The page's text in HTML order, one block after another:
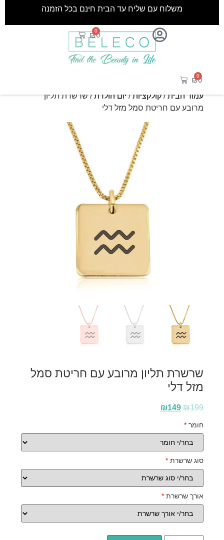
₪0
0
משלוח עם שליח עד הבית חינם בכל הזמנה
₪0
0
עמוד הבית/קולקציות/יום הולדת/ שרשרת תליון
מרובע עם חריטת סמל מזל דלי
שרשרת תליון מרובע עם חריטת סמל
מזל דלי
₪199
₪149
חומר*
סוג שרשרת*
אורך שרשרת*